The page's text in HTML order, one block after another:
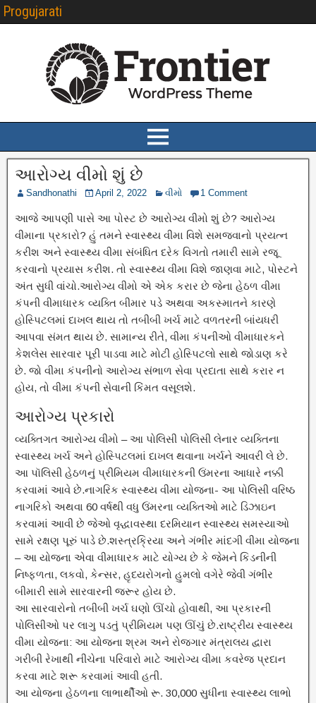
Progujarati
આરોગ્ય વીમો શું છે
Sandhonathi April 2, 2022 વીમો 1 Comment
આજે આપણી પાસે આ પોસ્ટ છે આરોગ્ય વીમો શું છે? આરોગ્ય
વીમાના પ્રકારો? હું તમને સ્વાસ્થ્ય વીમા વિશે સમજવાનો પ્રયત્ન
કરીશ અને સ્વાસ્થ્ય વીમા સંબંધિત દરેક વિગતો તમારી સામે રજૂ
કરવાનો પ્રયાસ કરીશ. તો સ્વાસ્થ્ય વીમા વિશે જાણવા માટે, પોસ્ટને
અંત સુધી વાંચો.આરોગ્ય વીમો એ એક કરાર છે જેના હેઠળ વીમા
કંપની વીમાધારક વ્યક્તિ બીમાર પડે અથવા અકસ્માતને કારણે
હોસ્પિટલમાં દાખલ થાય તો તબીબી ખર્ચ માટે વળતરની બાંયધરી
આપવા સંમત થાય છે. સામાન્ય રીતે, વીમા કંપનીઓ વીમાધારકને
કેશલેસ સારવાર પૂરી પાડવા માટે મોટી હોસ્પિટલો સાથે જોડાણ કરે
છે. જો વીમા કંપનીનો આરોગ્ય સંભાળ સેવા પ્રદાતા સાથે કરાર ન
હોય, તો વીમા કંપની સેવાની કિંમત વસૂલશે.
આરોગ્ય પ્રકારો
વ્યક્તિગત આરોગ્ય વીમો – આ પોલિસી પોલિસી લેનાર વ્યક્તિના
સ્વાસ્થ્ય ખર્ચ અને હોસ્પિટલમાં દાખલ થવાના ખર્ચને આવરી લે છે.
આ પૉલિસી હેઠળનું પ્રીમિયમ વીમાધારકની ઉંમરના આધારે નક્કી
કરવામાં આવે છે.નાગરિક સ્વાસ્થ્ય વીમા યોજના- આ પોલિસી વરિષ્ઠ
નાગરિકો અથવા 60 વર્ષથી વધુ ઉંમરના વ્યક્તિઓ માટે ડિઝાઇન
કરવામાં આવી છે જેઓ વૃદ્ધાવસ્થા દરમિયાન સ્વાસ્થ્ય સમસ્યાઓ
સામે રક્ષણ પૂરું પાડે છે.શસ્ત્રક્રિયા અને ગંભીર માંદગી વીમા યોજના
– આ યોજના એવા વીમાધારક માટે યોગ્ય છે કે જેમને કિડનીની
નિષ્ફળતા, લકવો, કેન્સર, હૃદયરોગનો હુમલો વગેરે જેવી ગંભીર
બીમારી સામે સારવારની જરૂર હોય છે.
આ સારવારોનો તબીબી ખર્ચ ઘણો ઊંચો હોવાથી, આ પ્રકારની
પોલિસીઓ પર લાગુ પડતું પ્રીમિયમ પણ ઊંચું છે.રાષ્ટ્રીય સ્વાસ્થ્ય
વીમા યોજના: આ યોજના શ્રમ અને રોજગાર મંત્રાલય દ્વારા
ગરીબી રેખાથી નીચેના પરિવારો માટે આરોગ્ય વીમા કવરેજ પ્રદાન
કરવા માટે શરૂ કરવામાં આવી હતી.
આ યોજના હેઠળના લાભાર્થીઓ રૂ. 30,000 સુધીના સ્વાસ્થ્ય લાભો